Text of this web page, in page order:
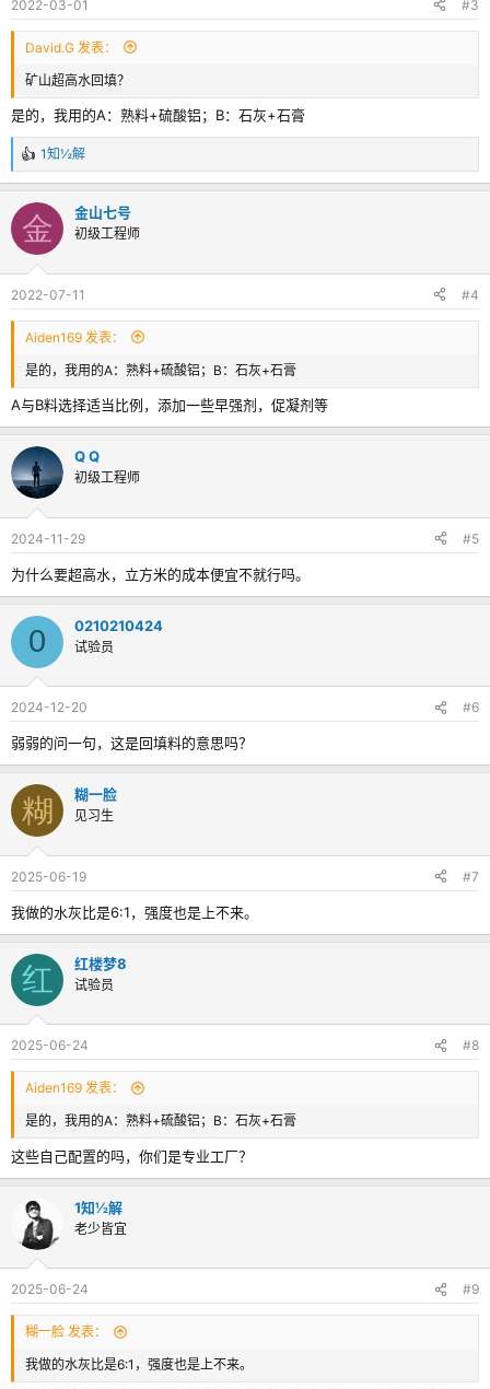
2022-03-01 #3
David.G 发表：
矿山超高水回填？
是的，我用的A：熟料+硫酸铝；B：石灰+石膏
反
馈
：
1知½解
金 金山七号
初级工程师
2022-07-11 #4
Aiden169 发表：
是的，我用的A：熟料+硫酸铝；B：石灰+石膏
A与B料选择适当比例，添加一些早强剂，促凝剂等
Q Q
初级工程师
2024-11-29 #5
为什么要超高水，立方米的成本便宜不就行吗。
0 0210210424
试验员
2024-12-20 #6
弱弱的问一句，这是回填料的意思吗？
糊 糊一脸
见习生
2025-06-19 #7
我做的水灰比是6:1，强度也是上不来。
红 红楼梦8
试验员
2025-06-24 #8
Aiden169 发表：
是的，我用的A：熟料+硫酸铝；B：石灰+石膏
这些自己配置的吗，你们是专业工厂？
1知½解
老少皆宜
2025-06-24 #9
糊一脸 发表：
我做的水灰比是6:1，强度也是上不来。